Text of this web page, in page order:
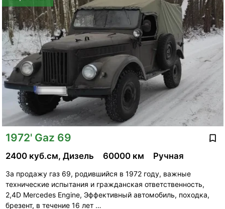
1972' Gaz 69
2400 куб.см, Дизель 60000 км Ручная
За продажу газ 69, родившийся в 1972 году, важные
технические испытания и гражданская ответственность,
2,4D Mercedes Engine, Эффективный автомобиль, походка,
брезент, в течение 16 лет …